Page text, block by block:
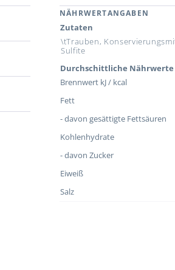
NÄHRWERTANGABEN
Zutaten
\tTrauben,
Sulfite
Durchschittliche Nährwerte
Brennwert kJ / kcal
Fett
- davon gesättigte Fettsäuren
Kohlenhydrate
- davon Zucker
Eiweiß
Salz